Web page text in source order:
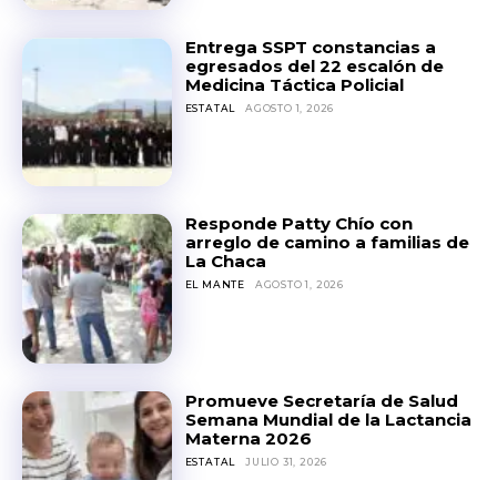
Entrega SSPT constancias a
egresados del 22 escalón de
Medicina Táctica Policial
ESTATAL AGOSTO 1, 2026
Responde Patty Chío con
arreglo de camino a familias de
La Chaca
EL MANTE AGOSTO 1, 2026
Promueve Secretaría de Salud
Semana Mundial de la Lactancia
Materna 2026
ESTATAL JULIO 31, 2026